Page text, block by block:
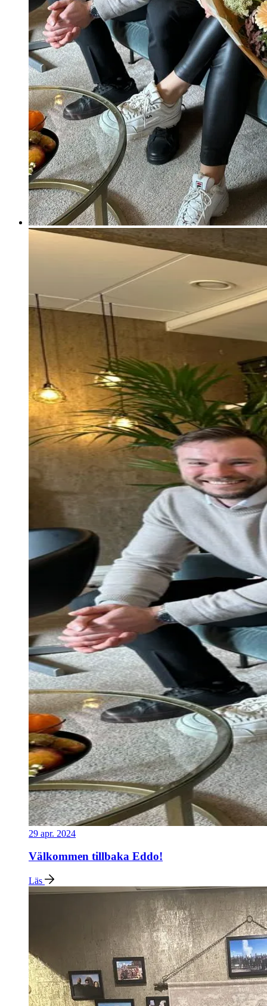
29 apr. 2024
Välkommen tillbaka Eddo!
Läs